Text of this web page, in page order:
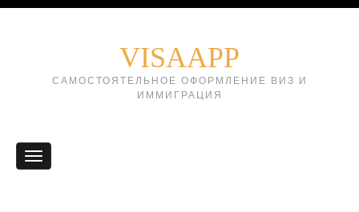
VISAAPP
САМОСТОЯТЕЛЬНОЕ ОФОРМЛЕНИЕ ВИЗ И
ИММИГРАЦИЯ